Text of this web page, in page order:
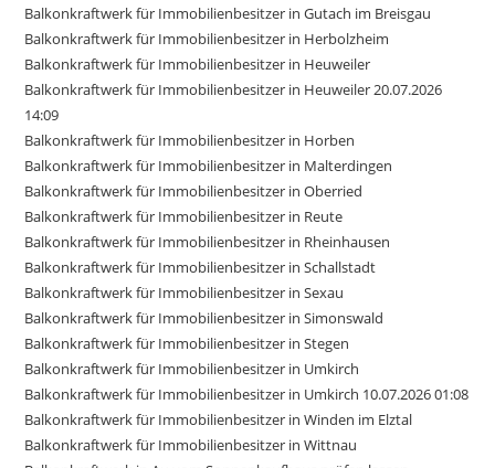
Balkonkraftwerk für Immobilienbesitzer in Gutach im Breisgau
Balkonkraftwerk für Immobilienbesitzer in Herbolzheim
Balkonkraftwerk für Immobilienbesitzer in Heuweiler
Balkonkraftwerk für Immobilienbesitzer in Heuweiler 20.07.2026
14:09
Balkonkraftwerk für Immobilienbesitzer in Horben
Balkonkraftwerk für Immobilienbesitzer in Malterdingen
Balkonkraftwerk für Immobilienbesitzer in Oberried
Balkonkraftwerk für Immobilienbesitzer in Reute
Balkonkraftwerk für Immobilienbesitzer in Rheinhausen
Balkonkraftwerk für Immobilienbesitzer in Schallstadt
Balkonkraftwerk für Immobilienbesitzer in Sexau
Balkonkraftwerk für Immobilienbesitzer in Simonswald
Balkonkraftwerk für Immobilienbesitzer in Stegen
Balkonkraftwerk für Immobilienbesitzer in Umkirch
Balkonkraftwerk für Immobilienbesitzer in Umkirch 10.07.2026 01:08
Balkonkraftwerk für Immobilienbesitzer in Winden im Elztal
Balkonkraftwerk für Immobilienbesitzer in Wittnau